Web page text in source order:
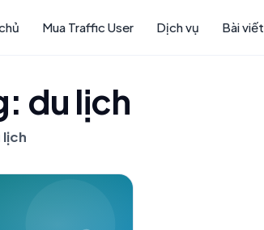
Mua Traffic User Dịch vụ Bài viết
du lịch